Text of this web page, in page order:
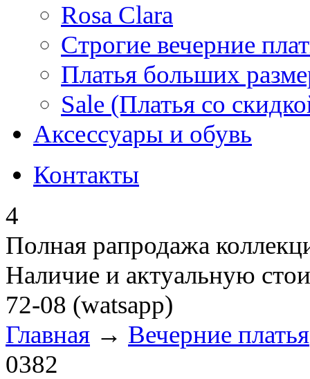
Rosa Clara
Строгие вечерние
Платья больших
Sale (Платья со
Аксессуары и обувь
Контакты
4
Полная рапродажа
Наличие и актуальную
72-08 (watsapp)
Главная → Вечерние платья
0382